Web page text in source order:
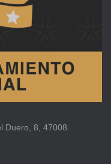
Duero, 8, 47008.